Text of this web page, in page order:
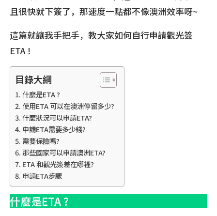
且很快就下簽了，那速度一點都不像澳洲效率呀~
這篇就讓我手把手，教大家如何自行申請觀光簽
ETA !
目錄大綱
什麼是ETA ?
使用ETA 可以在澳洲停留多少?
什麼狀況可以申請ETA?
申請ETA需要多少錢?
需要保險嗎?
那些國家可以申請澳洲ETA?
ETA 和觀光簽差在哪裡?
申請ETA步驟
什麼是ETA ?